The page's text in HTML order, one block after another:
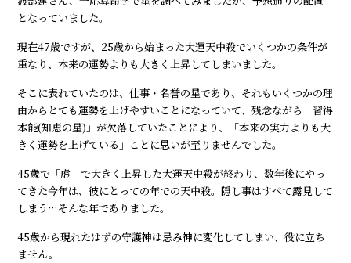
となっていました。
現在47歳ですが、25歳から始まった大運天中殺でいくつかの条件が
重なり、本来の運勢よりも大きく上昇してしまいました。
そこに表れていたのは、仕事・名誉の星であり、それもいくつかの理
由からとても運勢を上げやすいことになっていて、残念ながら「習得
本能(知恵の星)」が欠落していたことにより、「本来の実力よりも大
きく運勢を上げている」ことに思いが至りませんでした。
45歳で「虚」で大きく上昇した大運天中殺が終わり、数年後にやっ
てきた今年は、彼にとっての年での天中殺。隠し事はすべて露見して
しまう…そんな年でありました。
45歳から現れたはずの守護神は忌み神に変化してしまい、役に立ち
ません。